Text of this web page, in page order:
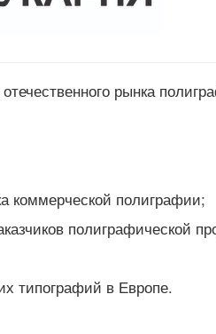
рынка
коммерческой полиграфии;
полиграфической
типографий в Европе.